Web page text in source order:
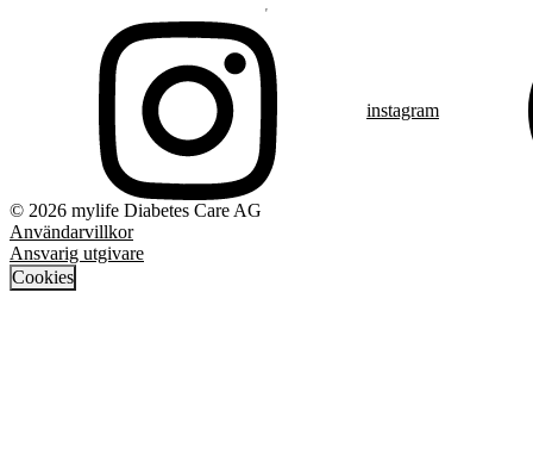
instagram
© 2026 mylife Diabetes Care AG
Användarvillkor
Ansvarig utgivare
Cookies